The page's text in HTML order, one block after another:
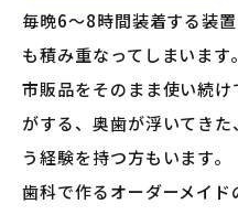
毎晩6〜8時間装着する装
も積み重なってしまいます。
市販品をそのまま使い続
がする、奥歯が浮いてき
う経験を持つ方もいます。
歯科で作るオーダーメイ